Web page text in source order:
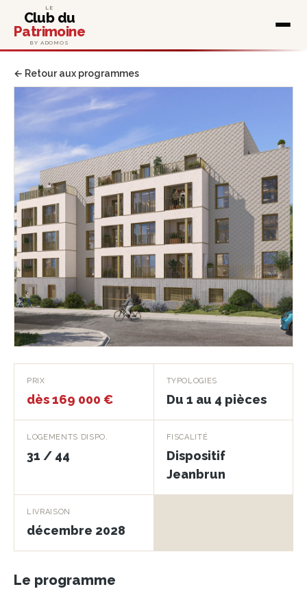
LE
Club du
Patrimoine
BY ADOMOS
← Retour aux programmes
Ty-Lann
SAINT-AVE · 56890
PRIX
dès 169 000 €
TYPOLOGIES
Du 1 au 4 pièces
LOGEMENTS DISPO.
31 / 44
FISCALITÉ
Dispositif
Jeanbrun
LIVRAISON
décembre 2028
Le programme